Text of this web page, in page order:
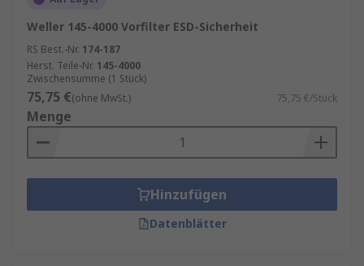
Weller 145-4000 Vorfilter ESD-Sicherheit
RS Best.-Nr. 174-187
Herst. Teile-Nr. 145-4000
Zwischensumme (1 Stück)
75,75 €(ohne MwSt.) 75,75 €/Stück
Menge
Hinzufügen
Datenblätter